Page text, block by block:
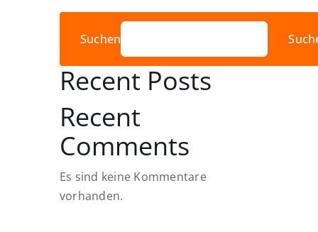
Suchen
Recent Posts
Recent
Comments
Es sind keine Kommentare
vorhanden.